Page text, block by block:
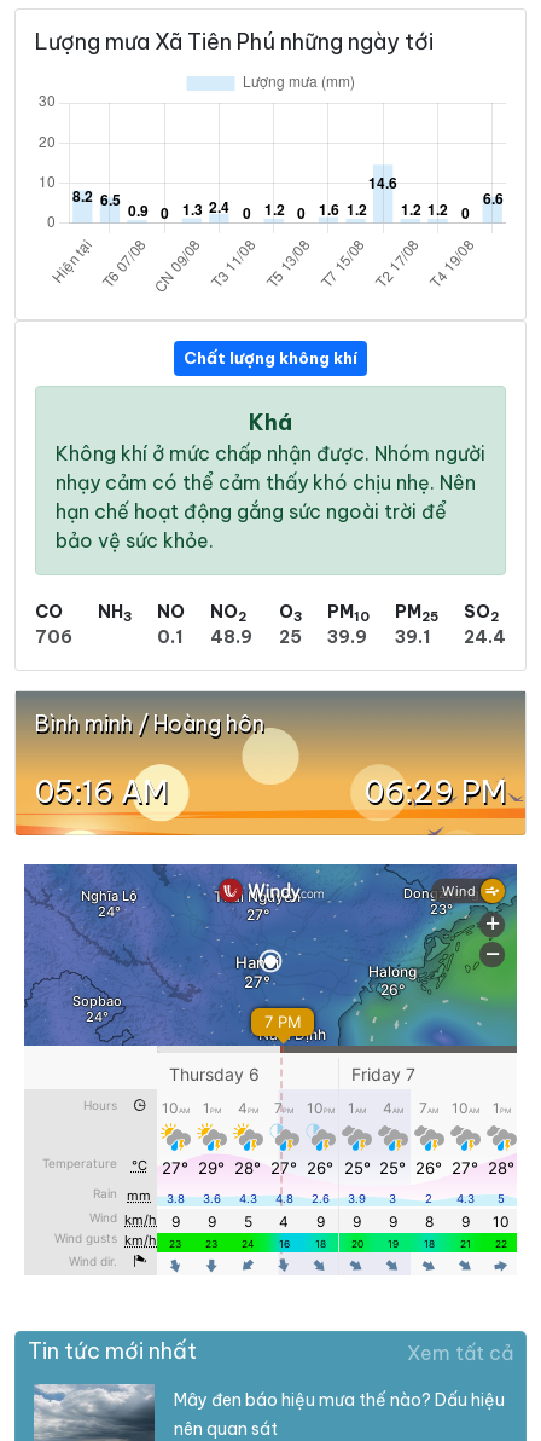
Lượng mưa Xã Tiên Phú những ngày tới
Chất lượng không khí
Khá
Không khí ở mức chấp nhận được. Nhóm người
nhạy cảm có thể cảm thấy khó chịu nhẹ. Nên
hạn chế hoạt động gắng sức ngoài trời để
bảo vệ sức khỏe.
CO
706
NH3
NO
0.1
NO2
48.9
O3
25
PM10
39.9
PM25
39.1
SO2
24.4
Bình minh / Hoàng hôn
05:16 AM 06:29 PM
Tin tức mới nhất Xem tất cả
Mây đen báo hiệu mưa thế nào? Dấu hiệu
nên quan sát